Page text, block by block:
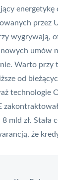
przez
wygrywają,
umów
Warto przy
od
technologie
mld zł. Stała
że